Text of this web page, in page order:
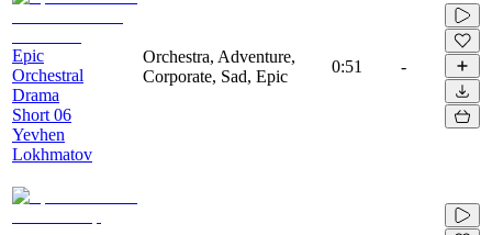
Epic
Orchestral
Drama
Short 06
Yevhen
Lokhmatov
Orchestra, Adventure,
Corporate, Sad, Epic
0:51 -